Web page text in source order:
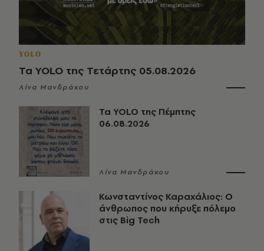
YOLO
Τα YOLO της Τετάρτης 05.08.2026
Λίνα Μανδράκου
Τα YOLO της Πέμπτης
06.08.2026
Λίνα Μανδράκου
Κωνσταντίνος Καραχάλιος: Ο
άνθρωπος που κήρυξε πόλεμο
στις Big Tech